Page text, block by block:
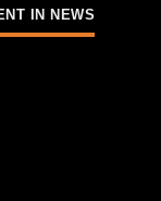
IN NEWS